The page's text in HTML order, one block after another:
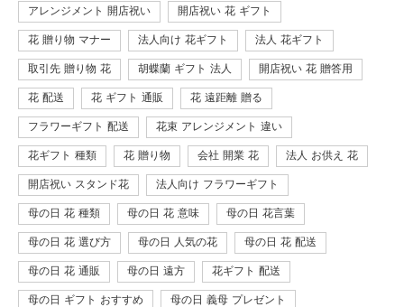
アレンジメント 開店祝い 開店祝い 花 ギフト
花 贈り物 マナー 法人向け 花ギフト 法人 花ギフト
取引先 贈り物 花 胡蝶蘭 ギフト 法人 開店祝い 花 贈答用
花 配送 花 ギフト 通販 花 遠距離 贈る
フラワーギフト 配送 花束 アレンジメント 違い
花ギフト 種類 花 贈り物 会社 開業 花 法人 お供え 花
開店祝い スタンド花 法人向け フラワーギフト
母の日 花 種類 母の日 花 意味 母の日 花言葉
母の日 花 選び方 母の日 人気の花 母の日 花 配送
母の日 花 通販 母の日 遠方 花ギフト 配送
母の日 ギフト おすすめ 母の日 義母 プレゼント